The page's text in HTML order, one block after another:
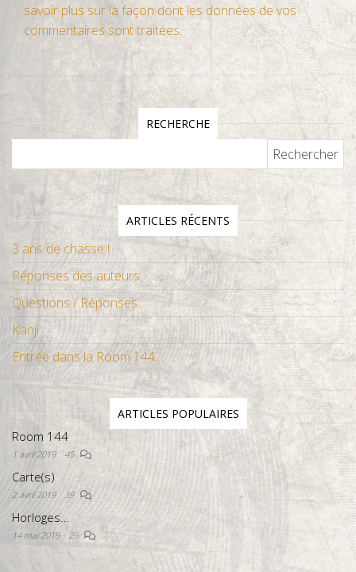
savoir plus sur la façon dont les données de vos
commentaires sont traitées.
RECHERCHE
ARTICLES RÉCENTS
3 ans de chasse !
Réponses des auteurs
Questions / Réponses
Kanji
Entrée dans la Room 144
ARTICLES POPULAIRES
Room 144
1 avril 2019 45
Carte(s)
2 avril 2019 39
Horloges…
14 mai 2019 29